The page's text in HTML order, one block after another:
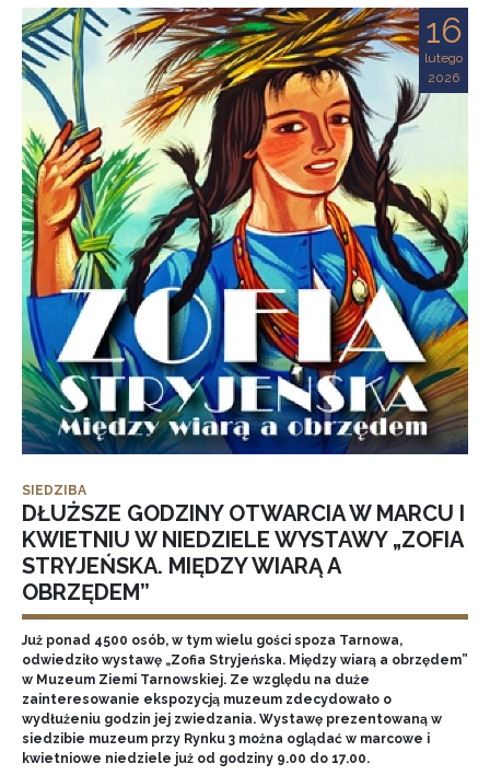
16
lutego
2026
SIEDZIBA
DŁUŻSZE GODZINY OTWARCIA W MARCU I
KWIETNIU W NIEDZIELE WYSTAWY „ZOFIA
STRYJEŃSKA. MIĘDZY WIARĄ A
OBRZĘDEM”
Już ponad 4500 osób, w tym wielu gości spoza Tarnowa,
odwiedziło wystawę „Zofia Stryjeńska. Między wiarą a obrzędem”
w Muzeum Ziemi Tarnowskiej. Ze względu na duże
zainteresowanie ekspozycją muzeum zdecydowało o
wydłużeniu godzin jej zwiedzania. Wystawę prezentowaną w
siedzibie muzeum przy Rynku 3 można oglądać w marcowe i
kwietniowe niedziele już od godziny 9.00 do 17.00.